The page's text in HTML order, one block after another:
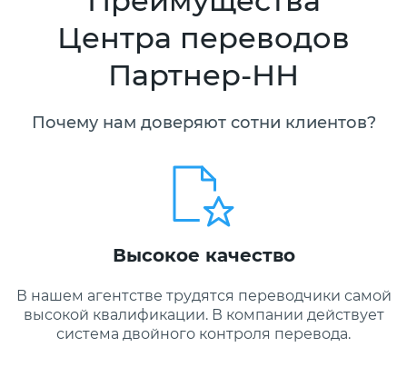
Центра переводов
Партнер-НН
Почему нам доверяют сотни клиентов?
Высокое качество
В нашем агентстве трудятся переводчики самой
высокой квалификации. В компании действует
система двойного контроля перевода.